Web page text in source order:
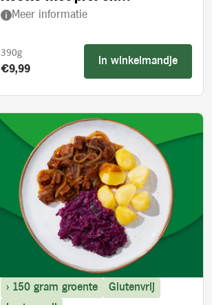
ovengedroogde tomaten
Meer informatie
390g
Product prijs:
€9,99
In winkelmandje
> 150 gram groente
Glutenvrij